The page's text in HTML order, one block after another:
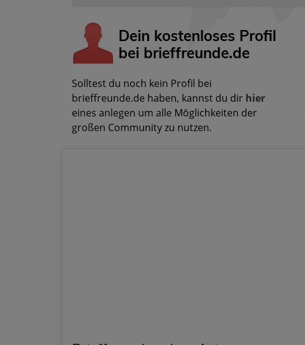
Dein kostenloses Profil
bei brieffreunde.de
Solltest du noch kein Profil bei
brieffreunde.de haben, kannst du dir hier
eines anlegen um alle Möglichkeiten der
großen Community zu nutzen.